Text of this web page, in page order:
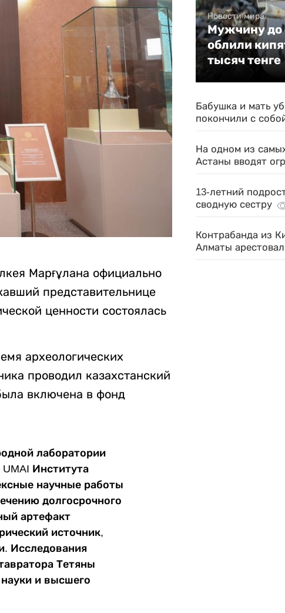
Марғұлана официально
представительнице
ценности состоялась
археологических
проводил казахстанский
включена в фонд
лаборатории
Института
научные работы
долгосрочного
артефакт
источник,
Исследования
Тетяны
и высшего
Новости мира
Мужчину до
облили
тысяч тенге
Бабушка и мать
покончили с
На одном из
Астаны вводят
13-летний
сводную сестру
Контрабанда из
Алматы